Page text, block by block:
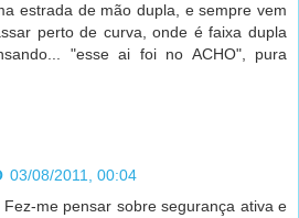
estrada de mão dupla, e sempre vem
perto de curva, onde é faixa dupla
"esse ai foi no ACHO", pura
03/08/2011, 00:04
me pensar sobre segurança ativa e